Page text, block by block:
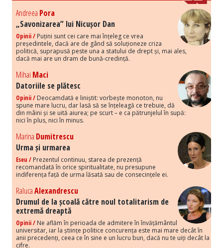
Andreea Pora
„Savonizarea” lui Nicușor Dan
Opinii / Puțini sunt cei care mai înțeleg ce vrea
președintele, dacă are de gând să soluționeze criza
politică, suprapusă peste una a statului de drept și, mai ales,
dacă mai are un dram de bună-credință.
Mihai Maci
Datoriile se plătesc
Opinii / Deocamdată e liniștit: vorbește monoton, nu
spune mare lucru, dar lasă să se înțeleagă ce trebuie, dă
din mâini și se uită aiurea; pe scurt – e ca pătrunjelul în supă:
nici în plus, nici în minus.
Marina Dumitrescu
Urma și urmarea
Eseu / Prezentul continuu, starea de prezență
recomandată în orice spiritualitate, nu presupune
indiferența față de urma lăsată sau de consecințele ei.
RalucaAlexandrescu
Drumul de la școală către noul totalitarism de
extremă dreaptă
Opinii / Ne aflăm în perioada de admitere în învățământul
universitar, iar la științe politice concurența este mai mare decât în
anii precedenți, ceea ce în sine e un lucru bun, dacă nu te uiți decât la
cifre.